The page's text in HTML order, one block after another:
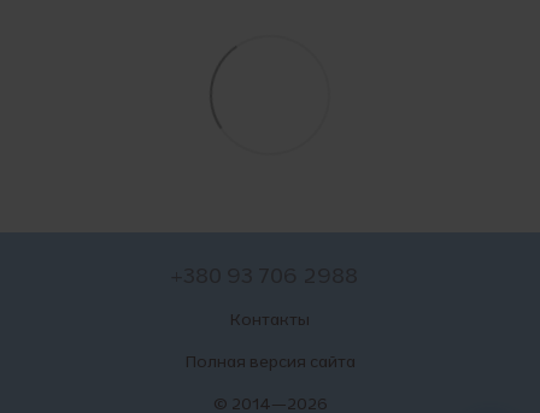
Контакты
Полная версия сайта
© 2014—2026